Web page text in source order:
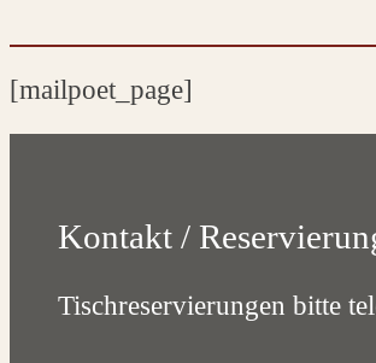
[mailpoet_page]
Kontakt /
Tischreservierungen bitte